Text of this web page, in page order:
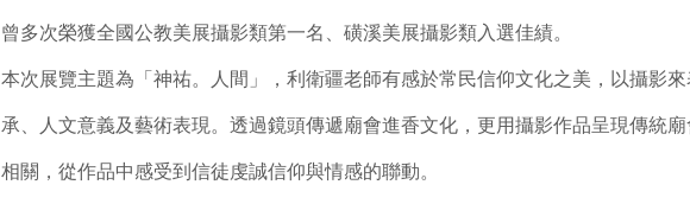
曾多次榮獲全國公教美展攝影類第一名、磺溪美展攝影類入選佳績。
本次展覽主題為「神祐。人間」，利衛疆老師有感於常民信仰文化之美，以攝影
承、人文意義及藝術表現。透過鏡頭傳遞廟會進香文化，更用攝影作品呈現傳統
相關，從作品中感受到信徒虔誠信仰與情感的聯動。